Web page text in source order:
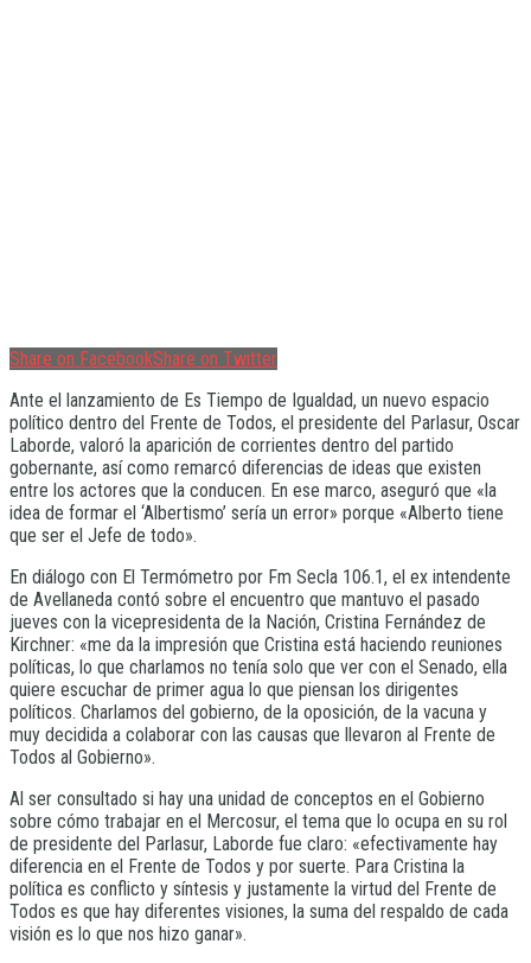
Share on FacebookShare on Twitter
Ante el lanzamiento de Es Tiempo de Igualdad, un nuevo espacio
político dentro del Frente de Todos, el presidente del Parlasur, Oscar
Laborde, valoró la aparición de corrientes dentro del partido
gobernante, así como remarcó diferencias de ideas que existen
entre los actores que la conducen. En ese marco, aseguró que «la
idea de formar el ‘Albertismo’ sería un error» porque «Alberto tiene
que ser el Jefe de todo».
En diálogo con El Termómetro por Fm Secla 106.1, el ex intendente
de Avellaneda contó sobre el encuentro que mantuvo el pasado
jueves con la vicepresidenta de la Nación, Cristina Fernández de
Kirchner: «me da la impresión que Cristina está haciendo reuniones
políticas, lo que charlamos no tenía solo que ver con el Senado, ella
quiere escuchar de primer agua lo que piensan los dirigentes
políticos. Charlamos del gobierno, de la oposición, de la vacuna y
muy decidida a colaborar con las causas que llevaron al Frente de
Todos al Gobierno».
Al ser consultado si hay una unidad de conceptos en el Gobierno
sobre cómo trabajar en el Mercosur, el tema que lo ocupa en su rol
de presidente del Parlasur, Laborde fue claro: «efectivamente hay
diferencia en el Frente de Todos y por suerte. Para Cristina la
política es conflicto y síntesis y justamente la virtud del Frente de
Todos es que hay diferentes visiones, la suma del respaldo de cada
visión es lo que nos hizo ganar».